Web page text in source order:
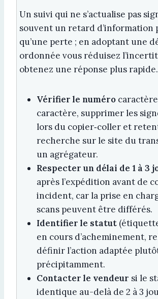
Un suivi qui ne s’actualise pas
souvent un retard d’information
qu’une perte ; en adoptant une
ordonnée vous réduisez
obtenez une réponse plus rapide.
Vérifier le numéro
caractère, supprimer les
lors du copier‑coller et
recherche sur le site du
un agrégateur.
Respecter un délai de 1 à 3
après l’expédition avant de
incident, car la prise en
scans peuvent être différés.
Identifier le statut
en cours d’acheminement,
définir l’action adaptée
précipitamment.
Contacter le vendeur si le
identique au-delà de 2 à 3